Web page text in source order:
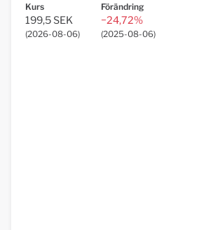
Kurs
199,5 SEK
(2026-08-06)
Förändring
−24,72%
(2025-08-06)